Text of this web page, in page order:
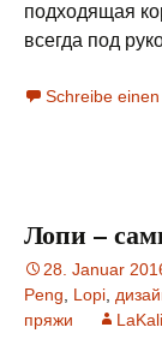
подходящая
всегда под
Schreibe
Лопи –
28. Januar
Peng
Lopi
пряжи